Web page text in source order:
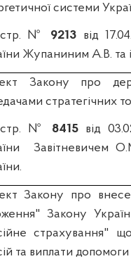
системи
№ 9213 від
Жупаниним А.В. та
Закону про
стратегічних
№ 8415 від
Завітневичем
Закону про
Закону
страхування"
та виплати